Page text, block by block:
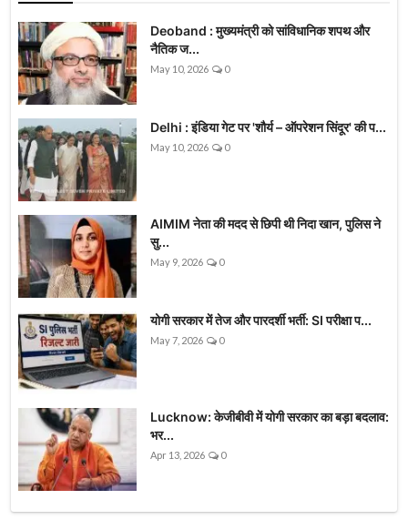
Deoband : मुख्यमंत्री को सांविधानिक शपथ और
नैतिक ज...
May 10, 2026 0
Delhi : इंडिया गेट पर 'शौर्य – ऑपरेशन सिंदूर' की प...
May 10, 2026 0
AIMIM नेता की मदद से छिपी थी निदा खान, पुलिस ने
सु...
May 9, 2026 0
योगी सरकार में तेज और पारदर्शी भर्ती: SI परीक्षा प...
May 7, 2026 0
Lucknow: केजीबीवी में योगी सरकार का बड़ा बदलाव:
भर...
Apr 13, 2026 0